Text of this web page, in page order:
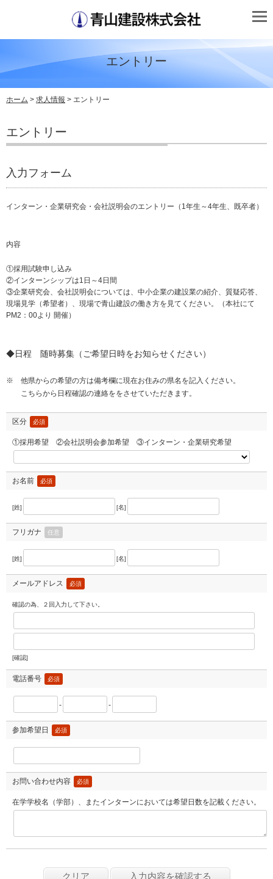
エントリー
ホーム > 求人情報 > エントリー
エントリー
入力フォーム
インターン・企業研究会・会社説明会のエントリー（1年生～4年生、既卒者）
内容
①採用試験申し込み
②インターンシップは1日～4日間
③企業研究会、会社説明会については、中小企業の建設業の紹介、質疑応答、
現場見学（希望者）、現場で青山建設の働き方を見てください。（本社にて
PM2：00より 開催）
◆日程 随時募集（ご希望日時をお知らせください）
※ 他県からの希望の方は備考欄に現在お住みの県名を記入ください。
こちらから日程確認の連絡ををさせていただきます。
区分 必須
①採用希望 ②会社説明会参加希望 ③インターン・企業研究希望
お名前 必須
[姓] [名]
フリガナ 任意
[姓] [名]
メールアドレス 必須
確認の為、２回入力して下さい。
[確認]
電話番号 必須
- -
参加希望日 必須
お問い合わせ内容 必須
在学学校名（学部）、またインターンにおいては希望日数を記載ください。